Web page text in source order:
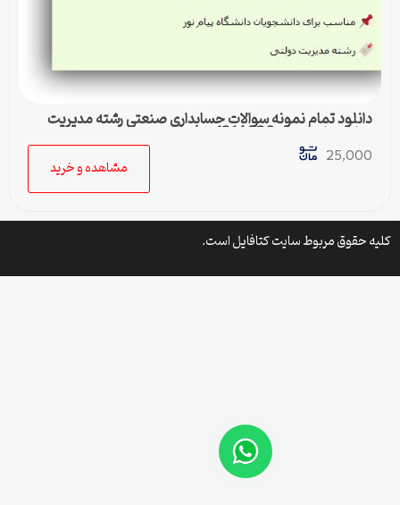
دانلود تمام نمونه سوالات حسابداری صنعتی رشته مدیریت
دولتی پیام نور کد 1214038
25,000
مشاهده و خرید
کلیه حقوق مربوط سایت کتافایل است.